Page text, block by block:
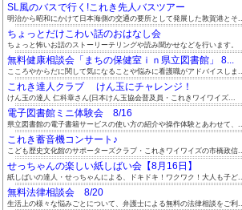
SL風のバスで行く!これき先人バスツアー
明治から昭和にかけて日本海側の交通の要所として発展した敦賀港とそ...
ちょっとだけこわい話のおはなし会
ちょっと怖いお話のストーリーテリングや読み聞かせなどを行います。
無料健康相談会「まちの保健室ｉｎ県立図書館」 8...
こころやからだに関して気になることや悩みに看護職がアドバイスしま...
これき達人クラブ けん玉にチャレンジ！
けん玉の達人 仁科章さん(日本けん玉協会普及員・これきワイワイズ...
電子図書館ミニ体験会 8/16
県立図書館の電子書籍サービスの使い方の紹介や操作体験とあわせて、...
これき蓄音機コンサート♪
こども歴史文化館のサポーターズクラブ・これきワイワイズの市橋政信...
せっちゃんの楽しい紙しばい会【8月16日】
紙しばいの達人・せっちゃんによる、ドキドキ！ワクワク！大人も子ど...
無料法律相談会 8/20
生活上の様々な悩みごとについて、弁護士による無料の法律相談をご利...